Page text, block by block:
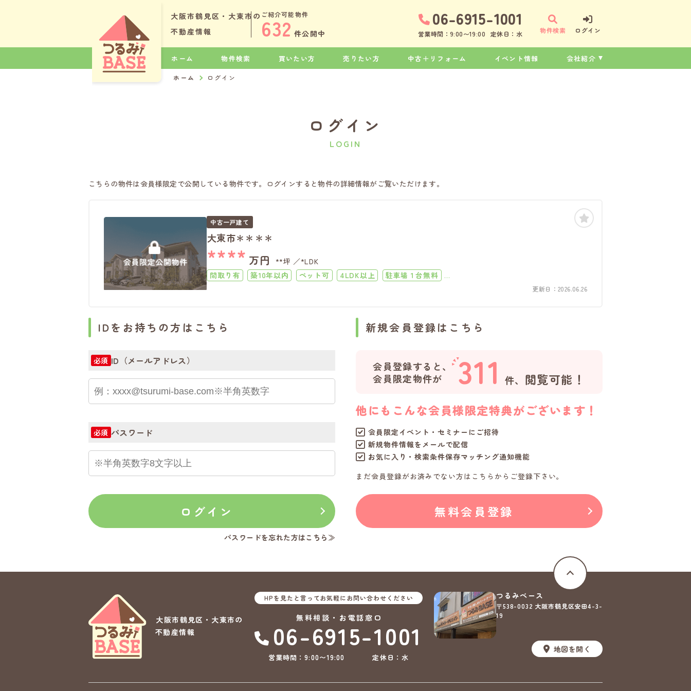
大阪市鶴見区・ 大東市の
不動産情報
ご紹介可能物件
632 件公開中
06-6915-1001
営業時間：9:00〜19:00 定休日：水 物件検索 ログイン
ホーム 物件検索 買いたい方 売りたい方 中古＋リフォーム イベント情報 会社紹介
ホーム ログイン
ログイン
LOGIN
こちらの物件は会員様限定で公開している物件です。ログインすると物件の詳細情報がご覧いただけます。
中古一戸建て
大東市＊＊＊＊
**** 万円 **坪
*LDK
間取り有
築10年以内 ペット可 4LDK以上
駐車場１台無料
更新日：2026.06.26
IDをお持ちの方はこちら
必須 ID（メールアドレス）
必須 パスワード
ログイン
パスワードを忘れた方はこちら≫
新規会員登録はこちら
会員登録すると、
会員限定物件が
311 件、 閲覧可能！
他にもこんな会員様限定特典がございます！
会員限定イベント・セミナーにご招待
新規物件情報をメールで配信
お気に入り・検索条件保存マッチング通知機能
まだ会員登録がお済みでない方はこちらからご登録下さい。
無料会員登録
大阪市鶴見区・大東市の
不動産情報
HPを見たと言ってお気軽にお問い合わせください
無料相談・お電話窓口
06-6915-1001
営業時間：9:00〜19:00 定休日：水
つるみベース
〒538-0032 大阪市鶴見区安田4-3-
19
地図を開く